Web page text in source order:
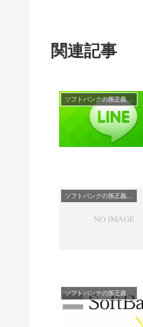
関連記事
ソフトバンクの孫正義社長